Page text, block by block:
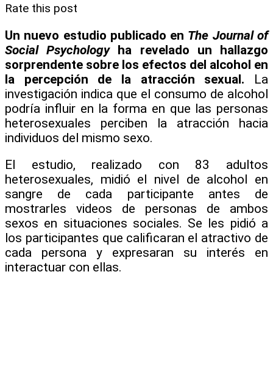
Rate this post
Un nuevo estudio publicado en The Journal of
Social Psychology ha revelado un hallazgo
sorprendente sobre los efectos del alcohol en
la percepción de la atracción sexual. La
investigación indica que el consumo de alcohol
podría influir en la forma en que las personas
heterosexuales perciben la atracción hacia
individuos del mismo sexo.
El estudio, realizado con 83 adultos
heterosexuales, midió el nivel de alcohol en
sangre de cada participante antes de
mostrarles videos de personas de ambos
sexos en situaciones sociales. Se les pidió a
los participantes que calificaran el atractivo de
cada persona y expresaran su interés en
interactuar con ellas.